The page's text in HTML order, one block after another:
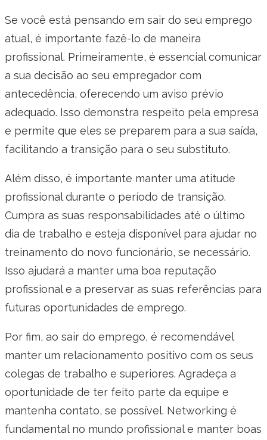
Se você está pensando em sair do seu emprego
atual, é importante fazê-lo de maneira
profissional. Primeiramente, é essencial comunicar
a sua decisão ao seu empregador com
antecedência, oferecendo um aviso prévio
adequado. Isso demonstra respeito pela empresa
e permite que eles se preparem para a sua saída,
facilitando a transição para o seu substituto.
Além disso, é importante manter uma atitude
profissional durante o período de transição.
Cumpra as suas responsabilidades até o último
dia de trabalho e esteja disponível para ajudar no
treinamento do novo funcionário, se necessário.
Isso ajudará a manter uma boa reputação
profissional e a preservar as suas referências para
futuras oportunidades de emprego.
Por fim, ao sair do emprego, é recomendável
manter um relacionamento positivo com os seus
colegas de trabalho e superiores. Agradeça a
oportunidade de ter feito parte da equipe e
mantenha contato, se possível. Networking é
fundamental no mundo profissional e manter boas